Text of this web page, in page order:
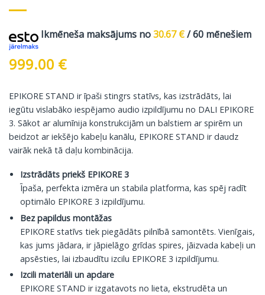
Ikmēneša maksājums no30.67€/ 60 mēnešiem
999.00 €
EPIKORE STAND ir īpaši stingrs statīvs, kas izstrādāts, lai
iegūtu vislabāko iespējamo audio izpildījumu no DALI EPIKORE
3. Sākot ar alumīnija konstrukcijām un balstiem ar spirēm un
beidzot ar iekšējo kabeļu kanālu, EPIKORE STAND ir daudz
vairāk nekā tā daļu kombinācija.
Izstrādāts priekš EPIKORE 3
Īpaša, perfekta izmēra un stabila platforma, kas spēj radīt
optimālo EPIKORE 3 izpildījumu.
Bez papildus montāžas
EPIKORE statīvs tiek piegādāts pilnībā samontēts. Vienīgais,
kas jums jādara, ir jāpielāgo grīdas spires, jāizvada kabeļi un
apsēsties, lai izbaudītu izcilu EPIKORE 3 izpildījumu.
Izcili materiāli un apdare
EPIKORE STAND ir izgatavots no lieta, ekstrudēta un